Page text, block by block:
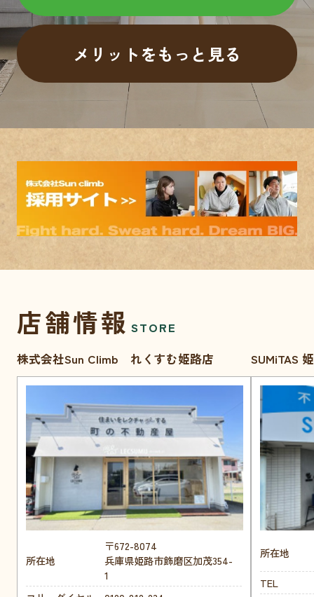
メリットをもっと見る
店舗情報 STORE
株式会社Sun Climb れくすむ姫路店
所在地
〒672-8074
兵庫県姫路市飾磨区加茂354-
1
SUMiTAS
所在地
TEL